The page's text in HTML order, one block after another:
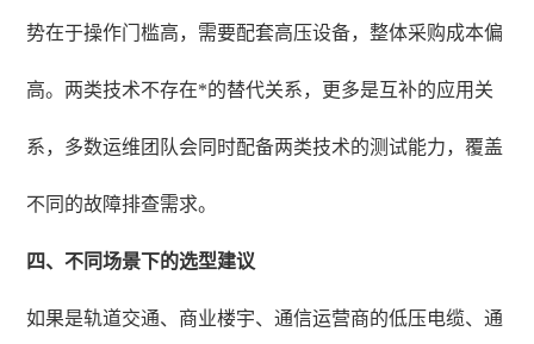
势在于操作门槛高，需要配套高压设备，整体采购成本偏
高。两类技术不存在*的替代关系，更多是互补的应用关
系，多数运维团队会同时配备两类技术的测试能力，覆盖
不同的故障排查需求。
四、不同场景下的选型建议
如果是轨道交通、商业楼宇、通信运营商的低压电缆、通